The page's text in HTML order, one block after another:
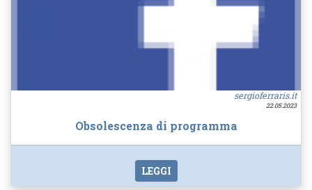
sergioferraris.it
22.05.2023
Obsolescenza di programma
LEGGI